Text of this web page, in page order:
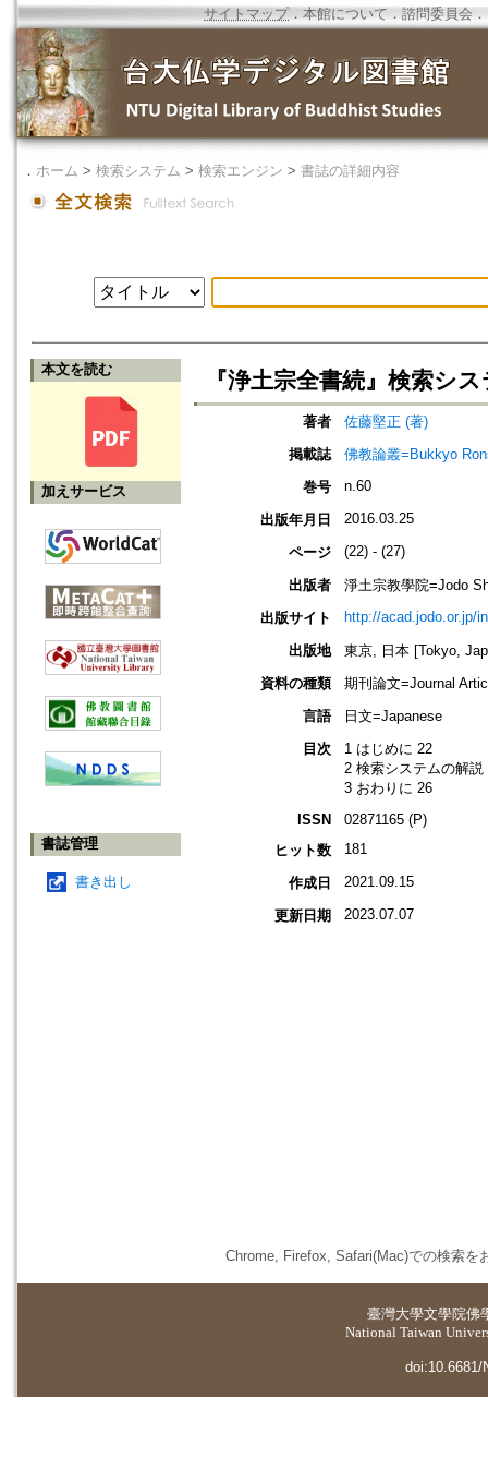
サイトマップ．本館について ． 諮問委員会 ．
． ホーム > 検索システム > 検索エンジン > 書誌の詳細内容
本文を読む
加えサービス
書誌管理
書き出し
『浄土宗全書続』検索シ
著者
佐藤堅正 (著)
掲載誌
佛教論叢=Bukkyo
巻号
n.60
出版年月日 2016.03.25
ページ (22) - (27)
出版者
淨土宗教學院=Jodo
出版サイト
http://acad.jodo.or.jp/
出版地
東京, 日本 [Tokyo,
資料の種類
期刊論文=Journal
言語
日文=Japanese
目次
1 はじめに 22
2 検索システムの解説
3 おわりに 26
ISSN
02871165 (P)
ヒット数
181
作成日 2021.09.15
更新日期 2023.07.07
Chrome, Firefox, Safari(Mac)での検索を
臺灣大學文學院佛
National Taiwan
doi:10.6681/